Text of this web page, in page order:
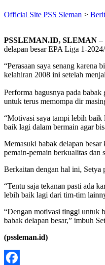
Official Site PSS Sleman >
PSSLEMAN.ID, SLEMAN –
delapan besar EPA Liga 1-
“Perasaan saya senang karena
kelahiran 2008 ini setelah
Performa bagusnya pada
untuk terus memompa dir
“Motivasi saya tampi lebih baik
baik lagi dalam bermain agar
Memasuki babak delapan
pemain-pemain berkualitas dan
Berkaitan dengan hal ini, Setya
“Tentu saja tekanan pasti ada
lebih baik lagi dari tim-tim
“Dengan motivasi tinggi untuk
babak delapan besar,” imbuh
(pssleman.id)